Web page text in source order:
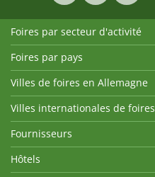
Foires par secteur d'activité
Foires par pays
Villes de foires en Allemagne
Villes internationales de foires
Fournisseurs
Hôtels